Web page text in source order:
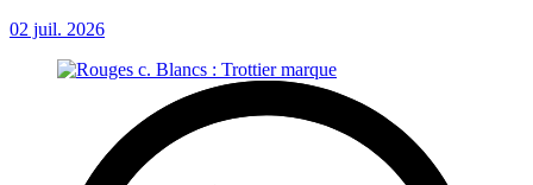
02 juil. 2026